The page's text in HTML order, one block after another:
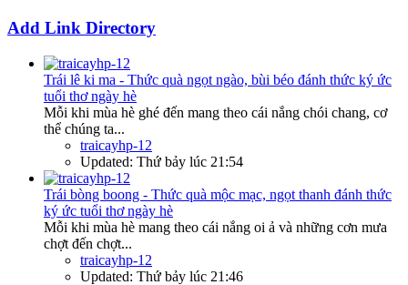
Add Link Directory
Trái lê ki ma - Thức quà ngọt ngào, bùi béo đánh thức ký ức
tuổi thơ ngày hè
Mỗi khi mùa hè ghé đến mang theo cái nắng chói chang, cơ
thể chúng ta...
traicayhp-12
Updated: Thứ bảy lúc 21:54
Trái bòng boong - Thức quà mộc mạc, ngọt thanh đánh thức
ký ức tuổi thơ ngày hè
Mỗi khi mùa hè mang theo cái nắng oi ả và những cơn mưa
chợt đến chợt...
traicayhp-12
Updated: Thứ bảy lúc 21:46